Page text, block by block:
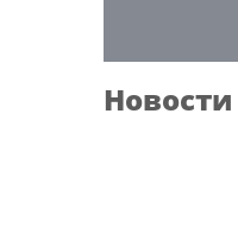
Новости